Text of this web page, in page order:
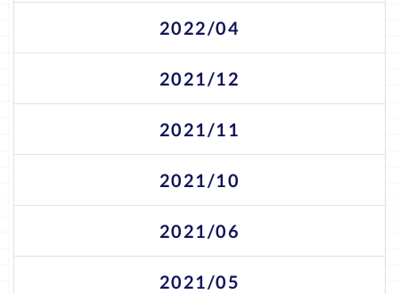
2022/04
2021/12
2021/11
2021/10
2021/06
2021/05